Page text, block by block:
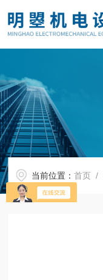
当前位置：首页 /